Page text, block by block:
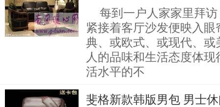
每到一户人家家里拜
紧接着客厅沙发便映入
典、或欧式、或现代、
人的品味和生活态度体
活水平的不
斐格新款韩版男包 男士